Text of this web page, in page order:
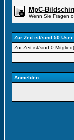
MpC-
Wenn Sie Fragen
Zur Zeit ist/sind 50 User
Zur Zeit ist/sind 0
Anmelden